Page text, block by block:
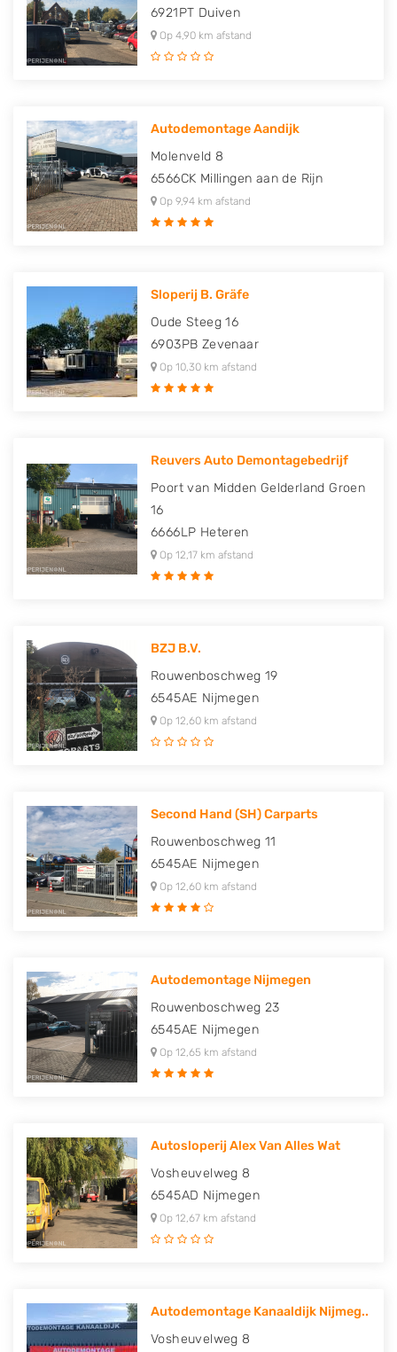
6921PT Duiven
Op 4,90 km afstand
Autodemontage Aandijk
Molenveld 8
6566CK Millingen aan de Rijn
Op 9,94 km afstand
Sloperij B. Gräfe
Oude Steeg 16
6903PB Zevenaar
Op 10,30 km afstand
Reuvers Auto Demontagebedrijf
Poort van Midden Gelderland Groen
16
6666LP Heteren
Op 12,17 km afstand
BZJ B.V.
Rouwenboschweg 19
6545AE Nijmegen
Op 12,60 km afstand
Second Hand (SH) Carparts
Rouwenboschweg 11
6545AE Nijmegen
Op 12,60 km afstand
Autodemontage Nijmegen
Rouwenboschweg 23
6545AE Nijmegen
Op 12,65 km afstand
Autosloperij Alex Van Alles Wat
Vosheuvelweg 8
6545AD Nijmegen
Op 12,67 km afstand
Autodemontage Kanaaldijk Nijmeg..
Vosheuvelweg 8